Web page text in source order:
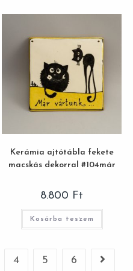
Kerámia ajtótábla fekete
macskás dekorral #104már
8.800 Ft
Kosárba teszem
4 5 6